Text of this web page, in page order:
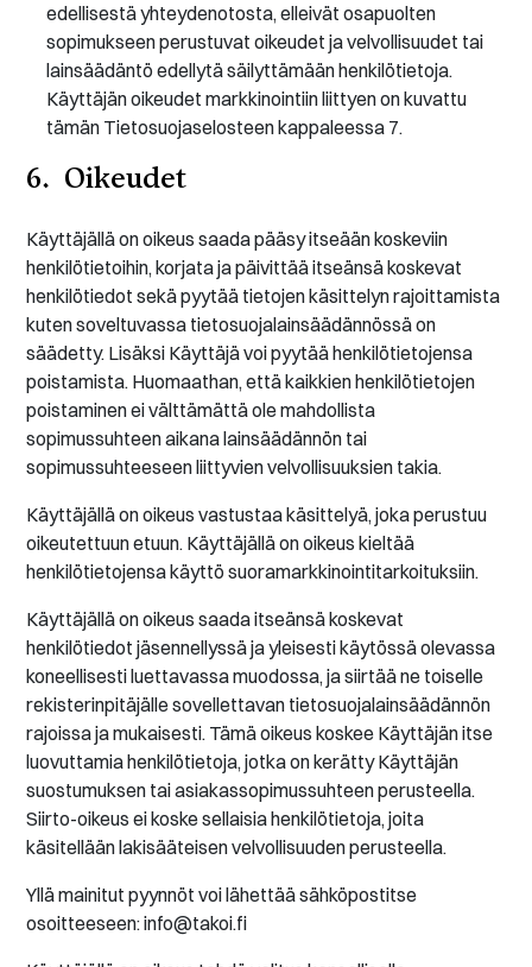
edellisestä yhteydenotosta, elleivät osapuolten
sopimukseen perustuvat oikeudet ja velvollisuudet tai
lainsäädäntö edellytä säilyttämään henkilötietoja.
Käyttäjän oikeudet markkinointiin liittyen on kuvattu
tämän Tietosuojaselosteen kappaleessa 7.
6. Oikeudet
Käyttäjällä on oikeus saada pääsy itseään koskeviin
henkilötietoihin, korjata ja päivittää itseänsä koskevat
henkilötiedot sekä pyytää tietojen käsittelyn rajoittamista
kuten soveltuvassa tietosuojalainsäädännössä on
säädetty. Lisäksi Käyttäjä voi pyytää henkilötietojensa
poistamista. Huomaathan, että kaikkien henkilötietojen
poistaminen ei välttämättä ole mahdollista
sopimussuhteen aikana lainsäädännön tai
sopimussuhteeseen liittyvien velvollisuuksien takia.
Käyttäjällä on oikeus vastustaa käsittelyä, joka perustuu
oikeutettuun etuun. Käyttäjällä on oikeus kieltää
henkilötietojensa käyttö suoramarkkinointitarkoituksiin.
Käyttäjällä on oikeus saada itseänsä koskevat
henkilötiedot jäsennellyssä ja yleisesti käytössä olevassa
koneellisesti luettavassa muodossa, ja siirtää ne toiselle
rekisterinpitäjälle sovellettavan tietosuojalainsäädännön
rajoissa ja mukaisesti. Tämä oikeus koskee Käyttäjän itse
luovuttamia henkilötietoja, jotka on kerätty Käyttäjän
suostumuksen tai asiakassopimussuhteen perusteella.
Siirto-oikeus ei koske sellaisia henkilötietoja, joita
käsitellään lakisääteisen velvollisuuden perusteella.
Yllä mainitut pyynnöt voi lähettää sähköpostitse
osoitteeseen: info@takoi.fi